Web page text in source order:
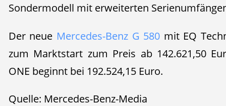
Sondermodell mit erweiterten
Der neue Mercedes-Benz G 580 mit EQ
zum Marktstart zum Preis ab 142.621,50
ONE beginnt bei 192.524,15 Euro.
Quelle: Mercedes-Benz-Media